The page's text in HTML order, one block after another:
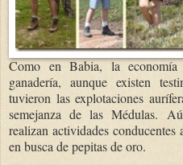
Como en Babia, la economía
ganadería, aunque existen
tuvieron las explotaciones
semejanza de las Médulas.
realizan actividades
en busca de pepitas de oro.